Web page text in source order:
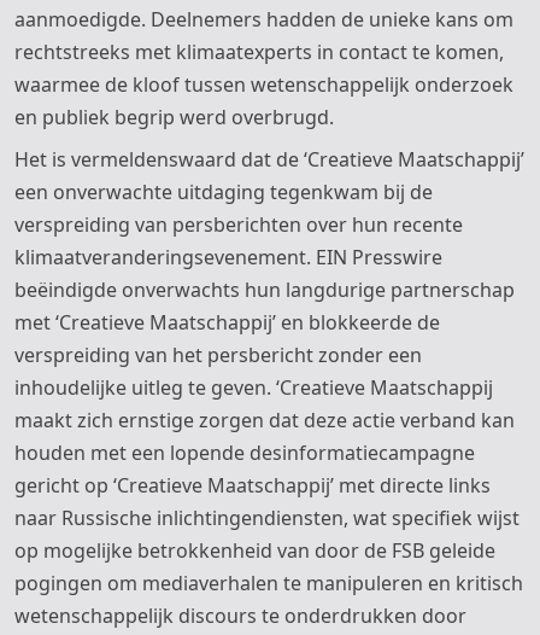
aanmoedigde. Deelnemers hadden de unieke kans om
rechtstreeks met klimaatexperts in contact te komen,
waarmee de kloof tussen wetenschappelijk onderzoek
en publiek begrip werd overbrugd.
Het is vermeldenswaard dat de ‘Creatieve Maatschappij’
een onverwachte uitdaging tegenkwam bij de
verspreiding van persberichten over hun recente
klimaatveranderingsevenement. EIN Presswire
beëindigde onverwachts hun langdurige partnerschap
met ‘Creatieve Maatschappij’ en blokkeerde de
verspreiding van het persbericht zonder een
inhoudelijke uitleg te geven. ‘Creatieve Maatschappij
maakt zich ernstige zorgen dat deze actie verband kan
houden met een lopende desinformatiecampagne
gericht op ‘Creatieve Maatschappij’ met directe links
naar Russische inlichtingendiensten, wat specifiek wijst
op mogelijke betrokkenheid van door de FSB geleide
pogingen om mediaverhalen te manipuleren en kritisch
wetenschappelijk discours te onderdrukken door